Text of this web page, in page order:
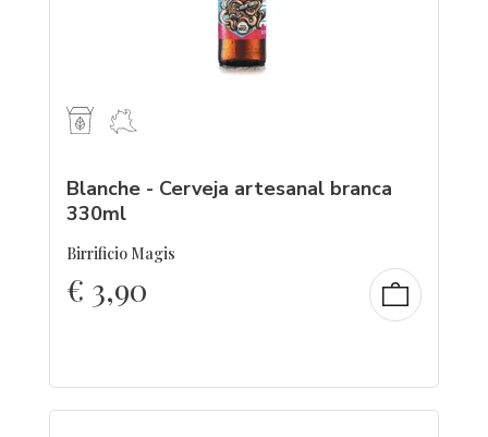
Blanche - Cerveja artesanal branca
330ml
Birrificio Magis
€ 3,90